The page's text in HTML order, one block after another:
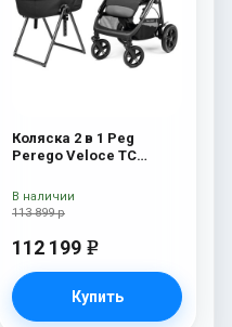
Коляска 2 в 1 Peg
Perego Veloce TC
New
113 899 р
112 199 e
Купить
В наличии